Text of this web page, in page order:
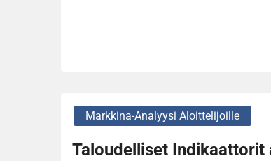
Markkina-Analyysi Aloittelijoille
Taloudelliset